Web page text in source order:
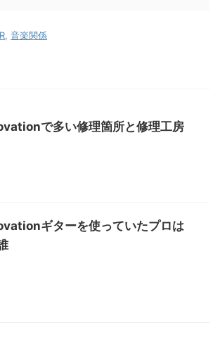
音楽関係
で多い修理箇所と修理工房
ギターを使っていたプロは